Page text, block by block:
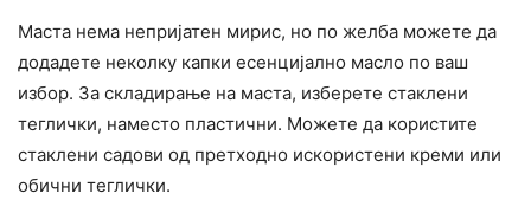
Маста нема непријатен мирис, но по желба можете да
додадете неколку капки есенцијално масло по ваш
избор. За складирање на маста, изберете стаклени
теглички, наместо пластични. Можете да користите
стаклени садови од претходно искористени креми или
обични теглички.